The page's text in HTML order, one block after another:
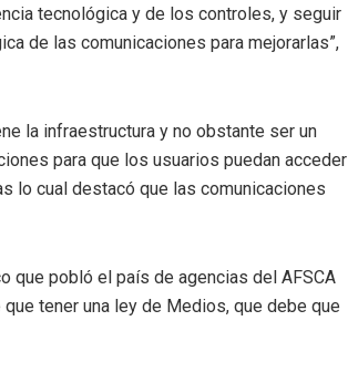
tecnológica y de los controles, y seguir
de las comunicaciones para mejorarlas”,
la infraestructura y no obstante ser un
para que los usuarios puedan acceder
lo cual destacó que las comunicaciones
que pobló el país de agencias del AFSCA
tener una ley de Medios, que debe que